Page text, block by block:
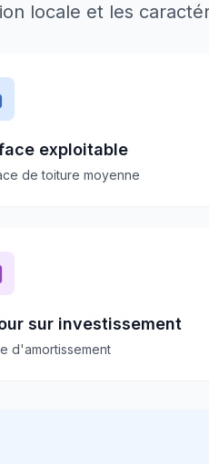
locale et les
exploitable
de toiture moyenne
sur investissement
d'amortissement